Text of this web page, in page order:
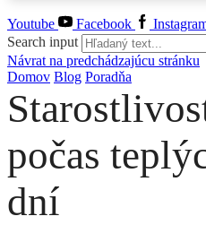
Youtube Facebook
Search input
Návrat na predchádzajúcu stránku
Domov Blog Poradňa
počas
dní